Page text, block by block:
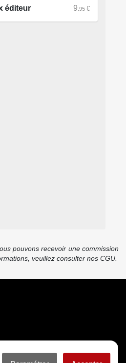
éditeur 9 .95 €
pouvons recevoir une commission
veuillez consulter nos CGU.